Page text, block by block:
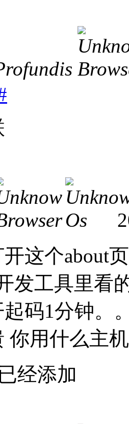
这个about
发工具里看
码1分钟。
你用什么主
经添加